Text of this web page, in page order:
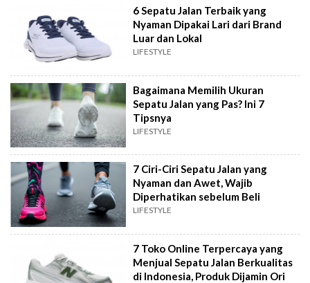
6 Sepatu Jalan Terbaik yang
Nyaman Dipakai Lari dari Brand
Luar dan Lokal
LIFESTYLE
Bagaimana Memilih Ukuran
Sepatu Jalan yang Pas? Ini 7
Tipsnya
LIFESTYLE
7 Ciri-Ciri Sepatu Jalan yang
Nyaman dan Awet, Wajib
Diperhatikan sebelum Beli
LIFESTYLE
7 Toko Online Terpercaya yang
Menjual Sepatu Jalan Berkualitas
di Indonesia, Produk Dijamin Ori